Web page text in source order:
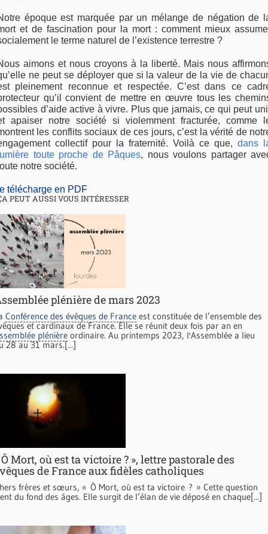
époque est marquée par un mélange de négation de
et de fascination pour la mort : comment mieux
le terme naturel de l’existence terrestre ?
aimons et nous croyons à la liberté. Mais nous
ne peut se déployer que si la valeur de la vie de
pleinement reconnue et respectée. C’est dans ce
qu’il convient de mettre en œuvre tous les
d’aide active à vivre. Plus que jamais, ce qui peut
apaiser notre société si violemment fracturée, comme
les conflits sociaux de ces jours, c’est la vérité de
collectif pour la fraternité. Voilà ce que, dans
toute proche de Pâques, nous voulons partager
notre société.
télécharge en PDF
PEUT AUSSI VOUS INTÉRESSER
plénière de mars 2023
Conférence des évêques de France est constituée de l’ensemble des
et cardinaux de France. Elle se réunit deux fois par an en
plénière ordinaire. Au printemps 2023, l'Assemblée a lieu
28 au 31 mars.[...]
Ô Mort, où est ta victoire ? », lettre pastorale des
de France aux fidèles catholiques
frères et sœurs, « Ô Mort, où est ta victoire ? » Cette question
du fond des âges. Elle surgit de l’élan de vie déposé en chaque[...]